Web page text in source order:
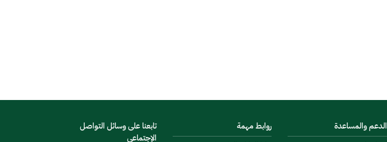
الدعم والمساعدة روابط مهمة
تابعنا على وسائل التواصل
الإجتماعي